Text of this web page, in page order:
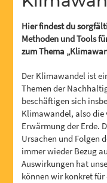
Hier findest du
Methoden und Tools
zum Thema
Der Klimawandel ist
Themen der
beschäftigen sich
Klimawandel, also die
Erwärmung der Erde.
Ursachen und Folgen
immer wieder Bezug
Auswirkungen hat
können wir konkret